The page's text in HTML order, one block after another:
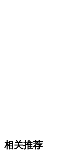
相关推荐